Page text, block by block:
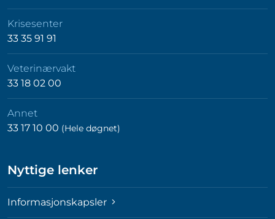
Krisesenter
33 35 91 91
Veterinærvakt
33 18 02 00
Annet
33 17 10 00 (Hele døgnet)
Nyttige lenker
Informasjonskapsler